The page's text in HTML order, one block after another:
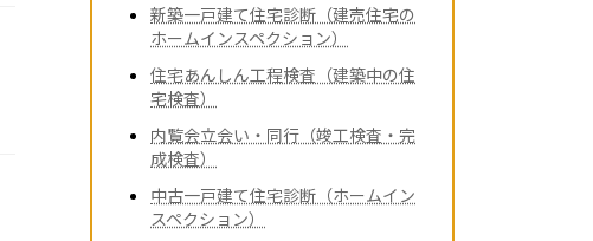
新築一戸建て住宅診断（建売住宅の
ホームインスペクション）
住宅あんしん工程検査（建築中の住
宅検査）
内覧会立会い・同行（竣工検査・完
成検査）
中古一戸建て住宅診断（ホームイン
スペクション）